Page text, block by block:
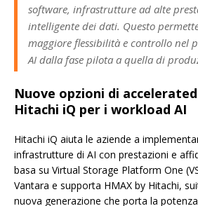
software, infrastrutture ad alte
intelligente dei dati. Questo
maggiore flessibilità e controllo nel
AI dalla fase pilota a quella di
Nuove opzioni di
Hitachi iQ per i workload AI
Hitachi iQ aiuta le aziende a
infrastrutture di AI con prestazioni e
basa su Virtual Storage Platform One
Vantara e supporta HMAX by Hitachi,
nuova generazione che porta la potenza